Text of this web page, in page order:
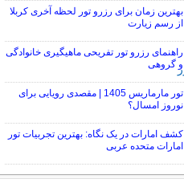
بهترین زمان برای رزرو تور لحظه آخری کربلا
از رسم زیارت
راهنمای رزرو تور تفریحی ماهیگیری خانوادگی
و گروهی
تور مارماریس 1405 | مقصدی رویایی برای
نوروز امسال؟
کشف امارات در یک نگاه: بهترین تجربیات تور
امارات متحده عربی